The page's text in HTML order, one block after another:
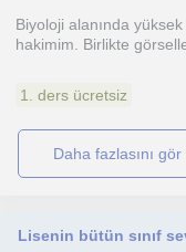
Biyoloji alanında
hakimim. Birlikte
1. ders ücretsiz
daha fazlasını gör